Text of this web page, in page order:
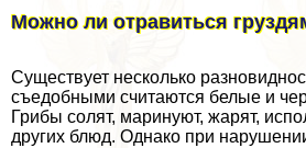
Можно ли отравиться
Существует несколько
съедобными считаются белые и
Грибы солят, маринуют, жарят,
других блюд. Однако при